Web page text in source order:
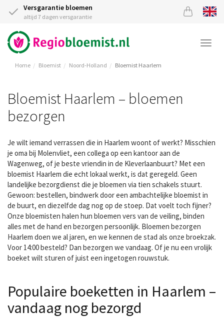
Versgarantie bloemen
altijd 7 dagen versgarantie
Home Bloemist Noord-Holland Bloemist Haarlem
Bloemist Haarlem – bloemen
bezorgen
Je wilt iemand verrassen die in Haarlem woont of werkt? Misschien
je oma bij Molenvliet, een collega op een kantoor aan de
Wagenweg, of je beste vriendin in de Kleverlaanbuurt? Met een
bloemist Haarlem die echt lokaal werkt, is dat geregeld. Geen
landelijke bezorgdienst die je bloemen via tien schakels stuurt.
Gewoon: bestellen, bindwerk door een ambachtelijke bloemist in
de buurt, en diezelfde dag nog op de stoep. Dat voelt toch fijner?
Onze bloemisten halen hun bloemen vers van de veiling, binden
alles met de hand en bezorgen persoonlijk. Bloemen bezorgen
Haarlem doen we al jaren, en we kennen de stad als onze broekzak.
Voor 14:00 besteld? Dan bezorgen we vandaag. Of je nu een vrolijk
boeket wilt sturen of juist een ingetogen rouwstuk.
Populaire boeketten in Haarlem –
vandaag nog bezorgd